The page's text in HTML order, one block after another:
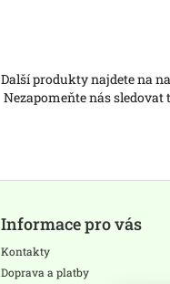
Další produkty najdete na
Nezapomeňte nás sledovat
Informace pro vás
Kontakty
Doprava a platby